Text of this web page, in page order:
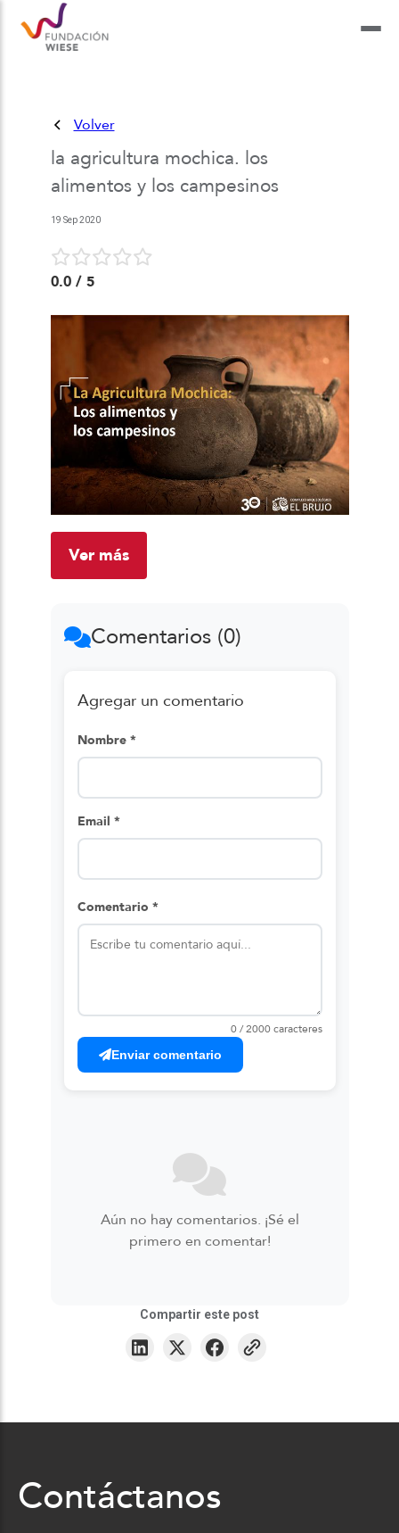
Volver
la agricultura mochica. los
alimentos y los campesinos
19 Sep 2020
0.0/ 5
Ver más
Comentarios (0)
Agregar un comentario
Nombre *
Email *
Comentario *
0 / 2000 caracteres
Enviar comentario
Aún no hay comentarios. ¡Sé el
primero en comentar!
Compartir este post
Contáctanos